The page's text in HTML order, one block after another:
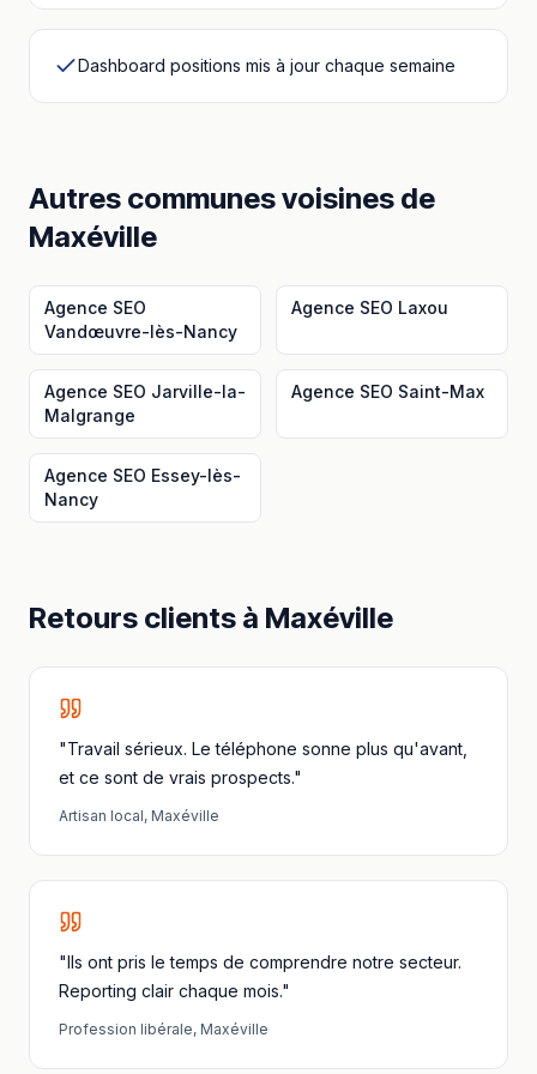
Dashboard positions mis à jour chaque semaine
Autres communes voisines de
Maxéville
Agence SEO
Vandœuvre-lès-Nancy
Agence SEO Laxou
Agence SEO Jarville-la-
Malgrange
Agence SEO Saint-Max
Agence SEO Essey-lès-
Nancy
Retours clients à Maxéville
"Travail sérieux. Le téléphone sonne plus qu'avant,
et ce sont de vrais prospects."
Artisan local, Maxéville
"Ils ont pris le temps de comprendre notre secteur.
Reporting clair chaque mois."
Profession libérale, Maxéville